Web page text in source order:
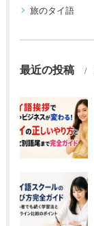
旅のタイ語
最近の投稿